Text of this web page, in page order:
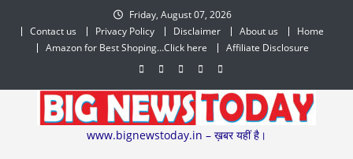
content
Friday, August 07, 2026
Contact us
Privacy Policy Disclaimer About us
Home
Amazon for Best Shoping…Click here
Affiliate Disclosure
www.bignewstoday.in – ख़बर यहीं है।